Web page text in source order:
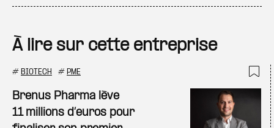
À lire sur cette entreprise
# BIOTECH # PME
Brenus Pharma lève
11 millions d’euros pour